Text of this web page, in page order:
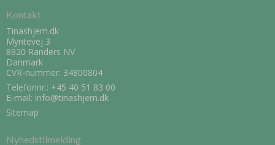
Kontakt
Tinashjem.dk
Myntevej 3
8920 Randers NV
Danmark
CVR-nummer: 34800804
Telefonnr.: +45 40 51 83 00
E-mail: info@tinashjem.dk
Sitemap
Nyhedstilmelding